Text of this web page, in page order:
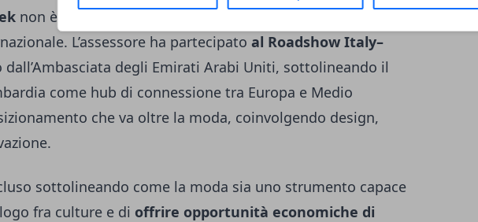
non è stata solo passerella, ma anche terreno di
L’assessore ha partecipato al Roadshow Italy–
dall’Ambasciata degli Emirati Arabi Uniti, sottolineando il
come hub di connessione tra Europa e Medio
che va oltre la moda, coinvolgendo design,
sottolineando come la moda sia uno strumento capace
fra culture e di offrire opportunità economiche di